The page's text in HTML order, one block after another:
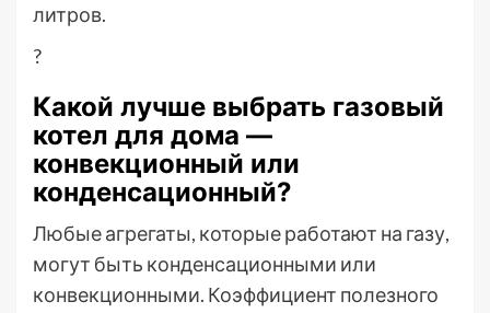
литров.
?
Какой лучше выбрать газовый
котел для дома —
конвекционный или
конденсационный?
Любые агрегаты, которые работают на газу,
могут быть конденсационными или
конвекционными. Коэффициент полезного